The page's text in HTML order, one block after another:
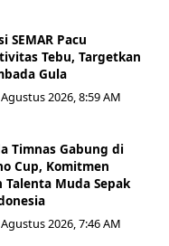
SEMAR Pacu
Tebu, Targetkan
Gula
2026, 8:59 AM
Timnas Gabung di
Cup, Komitmen
Talenta Muda Sepak
2026, 7:46 AM